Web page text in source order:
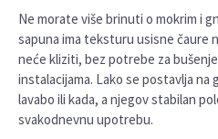
Ne morate više brinuti o mokrim i
sapuna ima teksturu usisne čaure
neće kliziti, bez potrebe za
instalacijama. Lako se postavlja na
lavabo ili kada, a njegov stabilan
svakodnevnu upotrebu.